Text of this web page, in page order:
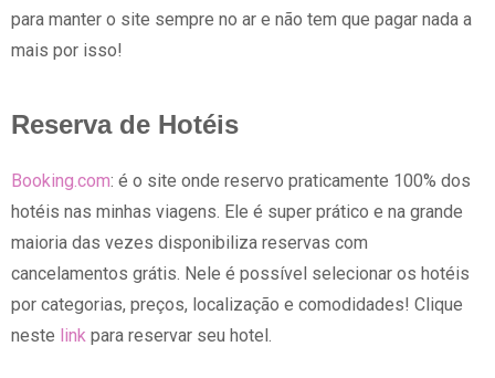
para manter o site sempre no ar e não tem que pagar nada a
mais por isso!
Reserva de Hotéis
Booking.com: é o site onde reservo praticamente 100% dos
hotéis nas minhas viagens. Ele é super prático e na grande
maioria das vezes disponibiliza reservas com
cancelamentos grátis. Nele é possível selecionar os hotéis
por categorias, preços, localização e comodidades! Clique
neste link para reservar seu hotel.